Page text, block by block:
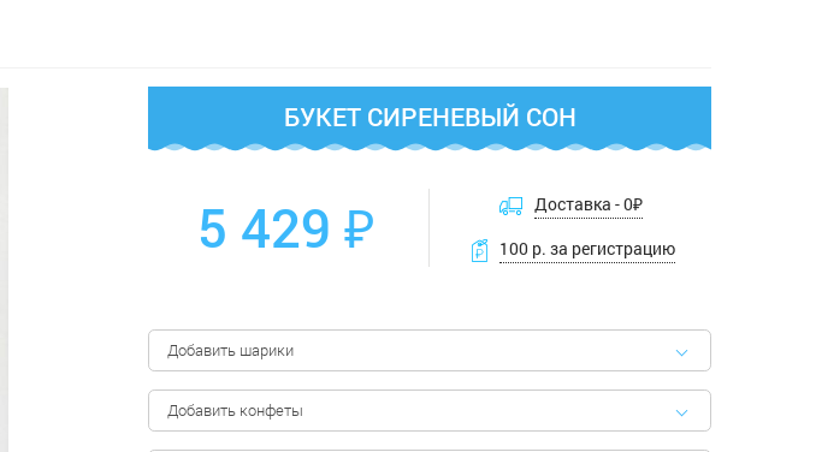
БУКЕТ СИРЕНЕВЫЙ СОН
5 429 ₽ Доставка -0₽
100 р. за регистрацию
Добавить шарики
Добавить конфеты